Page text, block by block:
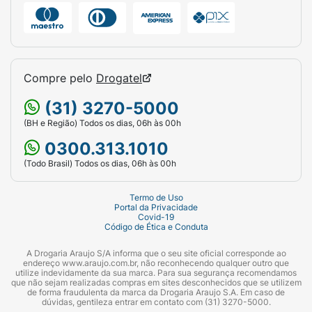
Precauções:
ser aplicado por adulto ou sob sua
estiver ferido ou irritado. Em caso de
irritação, suspender o uso e procurar um
médico. Evitar contato com os olhos. Caso o
com água corrente em abundância e procurar
um médico. Este produto foi formulado de
maneira a minimizar possível surgimento de
1Vs JOHNSON’S Shampoo Cheirinho
glicerina. 3Calculado conforme ISO 16128.
4Cloreto de Sódio adicionado.
Compre pelo Drogatel
(31) 3270-5000
(BH e Região) Todos os dias, 06h às 00h
0300.313.1010
(Todo Brasil) Todos os dias, 06h às 00h
Termo de Uso
Portal da Privacidade
Covid-19
Código de Ética e Conduta
A Drogaria Araujo S/A informa que o seu site oficial corresponde ao
endereço www.araujo.com.br, não reconhecendo qualquer outro que
utilize indevidamente da sua marca. Para sua segurança recomendamos
que não sejam realizadas compras em sites desconhecidos que se utilizem
de forma fraudulenta da marca da Drogaria Araujo S.A. Em caso de
dúvidas, gentileza entrar em contato com (31) 3270-5000.